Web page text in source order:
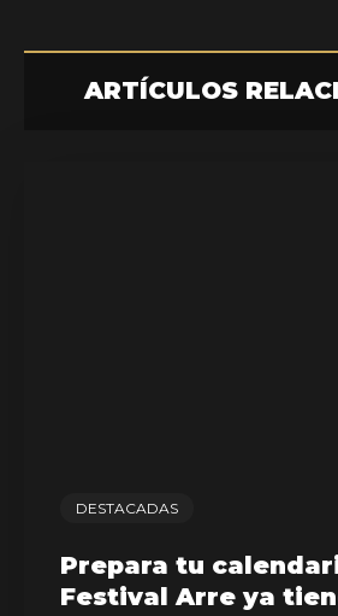
ARTÍCULOS
DESTACADAS
Prepara tu
Festival Arre ya